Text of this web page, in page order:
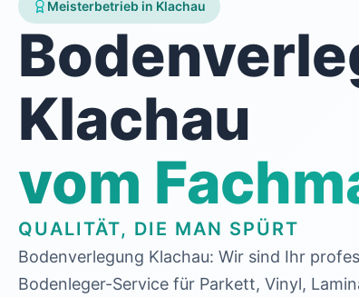
Meisterbetrieb in Klachau
Klachau
vom
QUALITÄT, DIE MAN SPÜRT
Bodenverlegung Klachau: Wir sind Ihr
Bodenleger-Service für Parkett, Vinyl,